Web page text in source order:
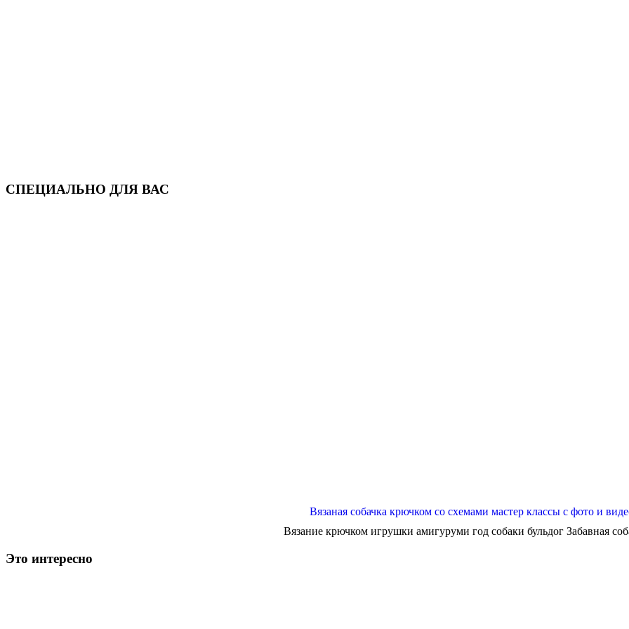
СПЕЦИАЛЬНО ДЛЯ ВАС
Вязаная собачка крючком со схемами мастер классы с фото и
Вязание крючком игрушки амигуруми год собаки бульдог Забавная
Это интересно